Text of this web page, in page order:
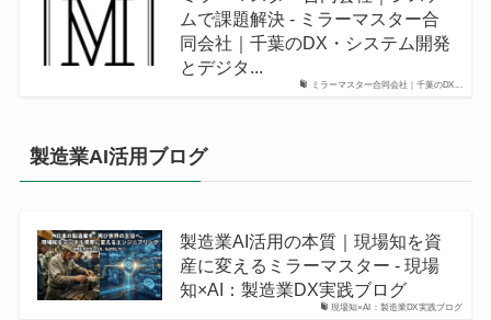
ミラーマスター合同会社｜千葉のDX...
ムで課題解決 - ミラーマスター合
同会社｜千葉のDX・システム開発
とデジタ...
製造業AI活用ブログ
現場知×AI：製造業DX実践ブログ
製造業AI活用の本質｜現場知を資
産に変えるミラーマスター - 現場
知×AI：製造業DX実践ブログ